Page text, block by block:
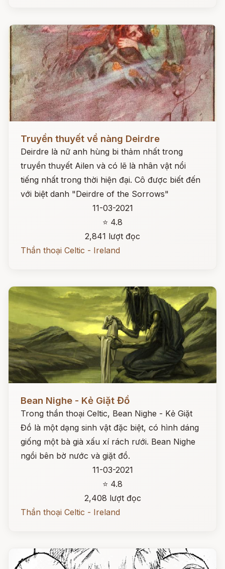
Đọc ngay
Truyền thuyết về nàng Deirdre
Deirdre là nữ anh hùng bi thảm nhất trong
truyền thuyết Ailen và có lẽ là nhân vật nổi
tiếng nhất trong thời hiện đại. Cô được biết đến
với biệt danh "Deirdre of the Sorrows"
11-03-2021
⭐ 4.8
2,841 lượt đọc
Thần thoại Celtic - Ireland
Bean Nighe - Kẻ Giặt Đồ
Trong thần thoại Celtic, Bean Nighe - Kẻ Giặt
Đồ là một dạng sinh vật đặc biệt, có hình dáng
giống một bà già xấu xí rách rưới. Bean Nighe
ngồi bên bờ nước và giặt đồ.
11-03-2021
⭐ 4.8
2,408 lượt đọc
Thần thoại Celtic - Ireland